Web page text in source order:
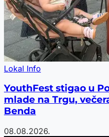
Lokal Info
YouthFest stigao u
mlade na Trgu,
Benda
08.08.2026.